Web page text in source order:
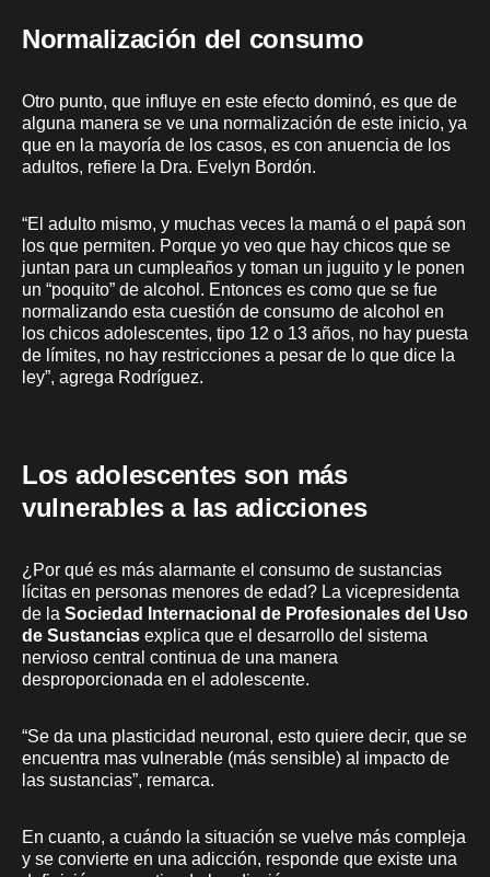
Normalización del consumo
Otro punto, que influye en este efecto dominó, es que de
alguna manera se ve una normalización de este inicio, ya
que en la mayoría de los casos, es con anuencia de los
adultos, refiere la Dra. Evelyn Bordón.
“El adulto mismo, y muchas veces la mamá o el papá son
los que permiten. Porque yo veo que hay chicos que se
juntan para un cumpleaños y toman un juguito y le ponen
un “poquito” de alcohol. Entonces es como que se fue
normalizando esta cuestión de consumo de alcohol en
los chicos adolescentes, tipo 12 o 13 años, no hay puesta
de límites, no hay restricciones a pesar de lo que dice la
ley”, agrega Rodríguez.
Los adolescentes son más
vulnerables a las adicciones
¿Por qué es más alarmante el consumo de sustancias
lícitas en personas menores de edad? La vicepresidenta
de la Sociedad Internacional de Profesionales del Uso
de Sustancias explica que el desarrollo del sistema
nervioso central continua de una manera
desproporcionada en el adolescente.
“Se da una plasticidad neuronal, esto quiere decir, que se
encuentra mas vulnerable (más sensible) al impacto de
las sustancias”, remarca.
En cuanto, a cuándo la situación se vuelve más compleja
y se convierte en una adicción, responde que existe una